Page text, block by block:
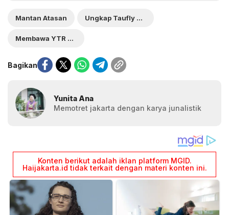
Mantan Atasan Ungkap Taufly Hidayat Pernah
Membawa YTR ke Kantor
Bagikan
Yunita Ana
Memotret jakarta dengan karya junalistik